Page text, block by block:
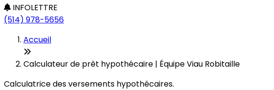
INFOLETTRE
(514) 978-5656
Accueil
Calculateur de prêt hypothécaire | Équipe Viau Robitaille
Calculatrice des versements hypothécaires.